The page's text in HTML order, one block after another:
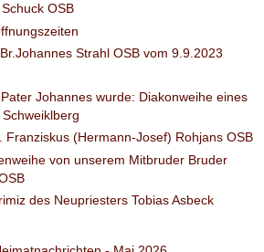
OSB
Strahl OSB vom 9.9.2023
Johannes wurde: Diakonweihe eines
Franziskus (Hermann-Josef) Rohjans OSB
von unserem Mitbruder Bruder
des Neupriesters Tobias Asbeck